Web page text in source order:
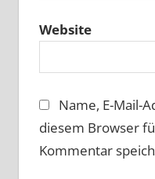
Website
Name, E-Mail-
diesem Browser
Kommentar